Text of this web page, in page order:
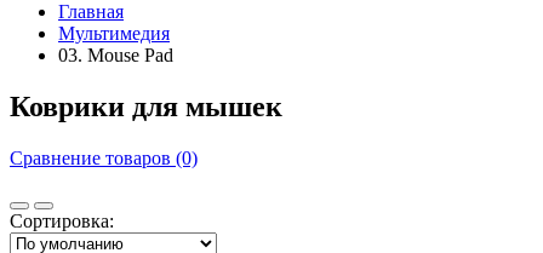
Главная
Мультимедия
03. Mouse Pad
Коврики для мышек
Сравнение товаров (0)
Сортировка: